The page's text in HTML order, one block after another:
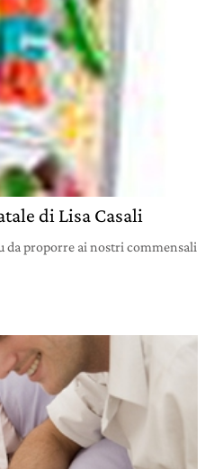
di Lisa Casali
da proporre ai nostri commensali